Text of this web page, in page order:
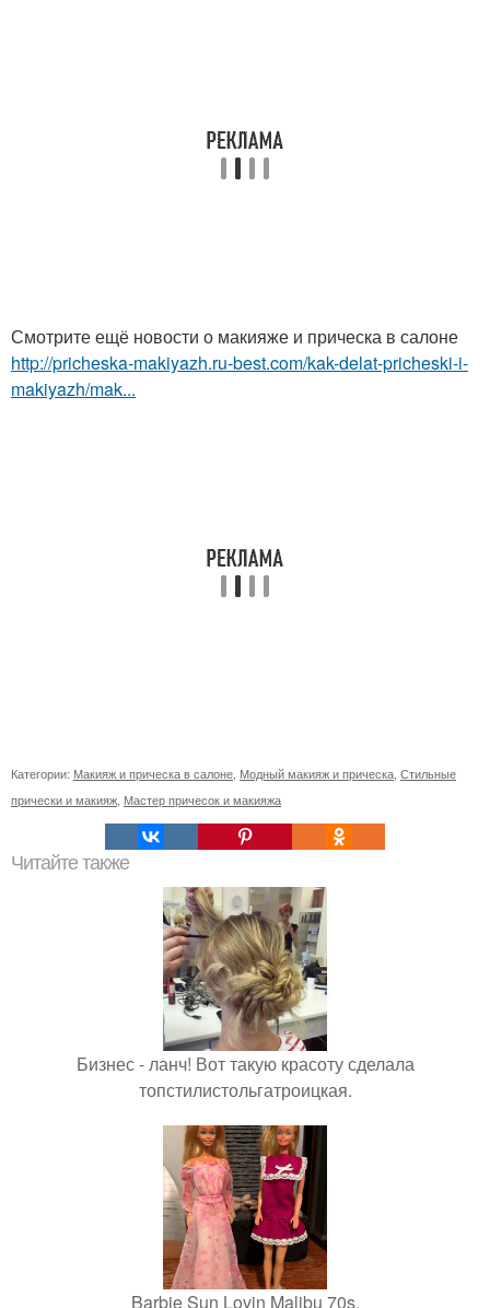
Смотрите ещё новости о макияже и прическа в салоне
http://pricheska-makiyazh.ru-best.com/kak-delat-pricheski-i-
makiyazh/mak...
Категории: Макияж и прическа в салоне Модный макияж и прическа Стильные
прически и макияж Мастер причесок и макияжа
Читайте также
Бизнес - ланч! Вот такую красоту сделала
топстилистольгатроицкая.
Barbie Sun Lovin Malibu 70s.